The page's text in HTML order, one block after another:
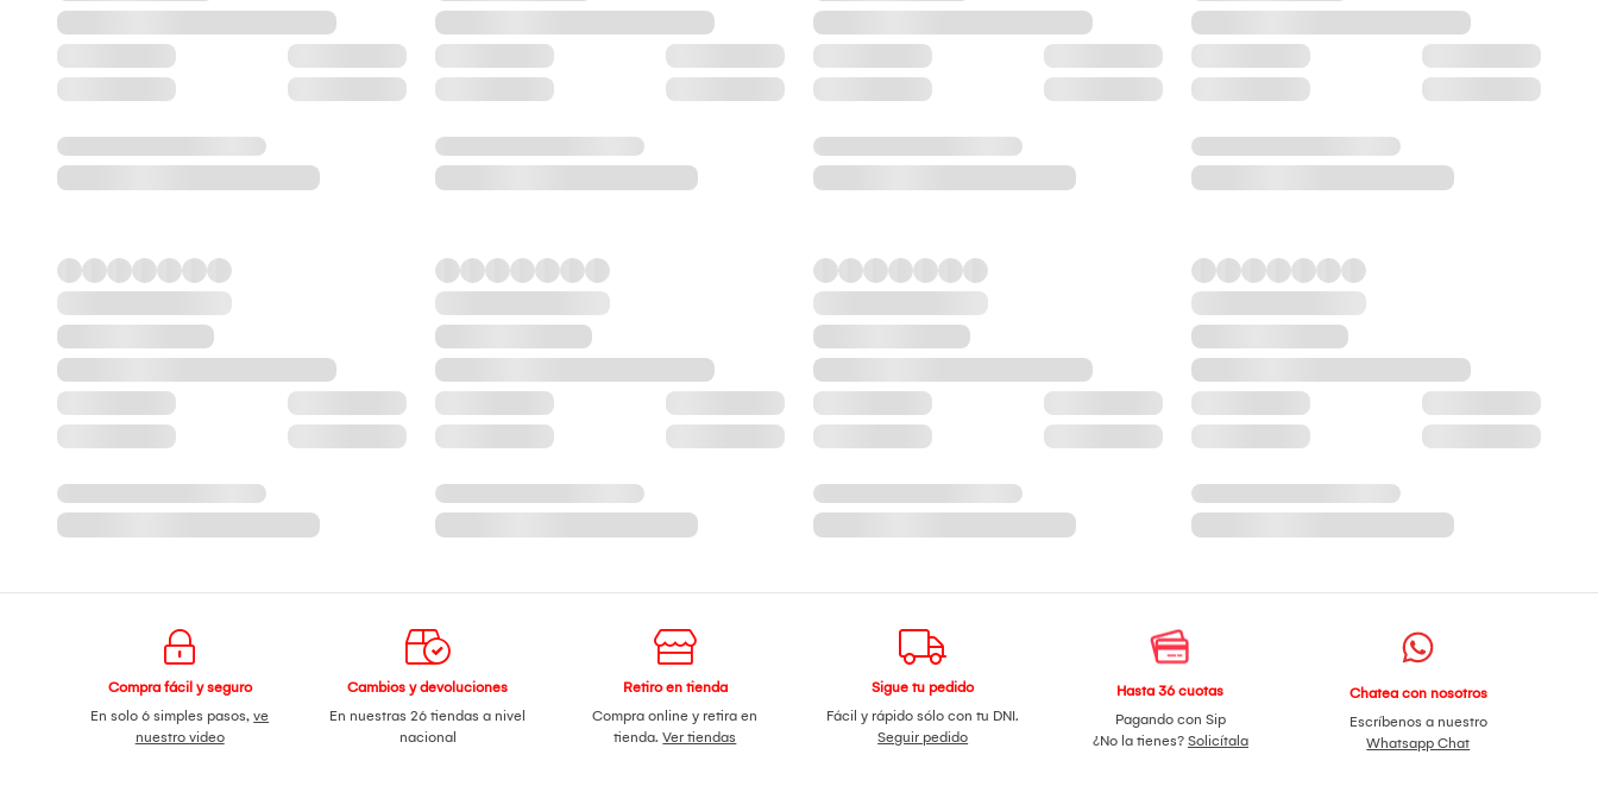
Compra fácil y seguro
En solo 6 simples pasos,ve
nuestro video
Cambios y devoluciones
En nuestras 26 tiendas a nivel
nacional
Retiro en tienda
Compra online y retira en
tienda.Ver tiendas
Sigue tu pedido
Fácil y rápido sólo con tu DNI.
Seguir pedido
Hasta 36 cuotas
Pagando con Sip
¿No la tienes? Solicítala
Chatea con nosotros
Escríbenos a nuestro
Whatsapp Chat